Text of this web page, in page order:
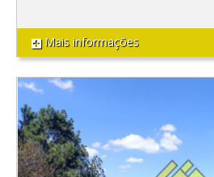
Mais informações